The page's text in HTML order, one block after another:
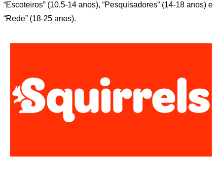
“Escoteiros” (10,5-14 anos), “Pesquisadores” (14-18 anos) e
“Rede” (18-25 anos).